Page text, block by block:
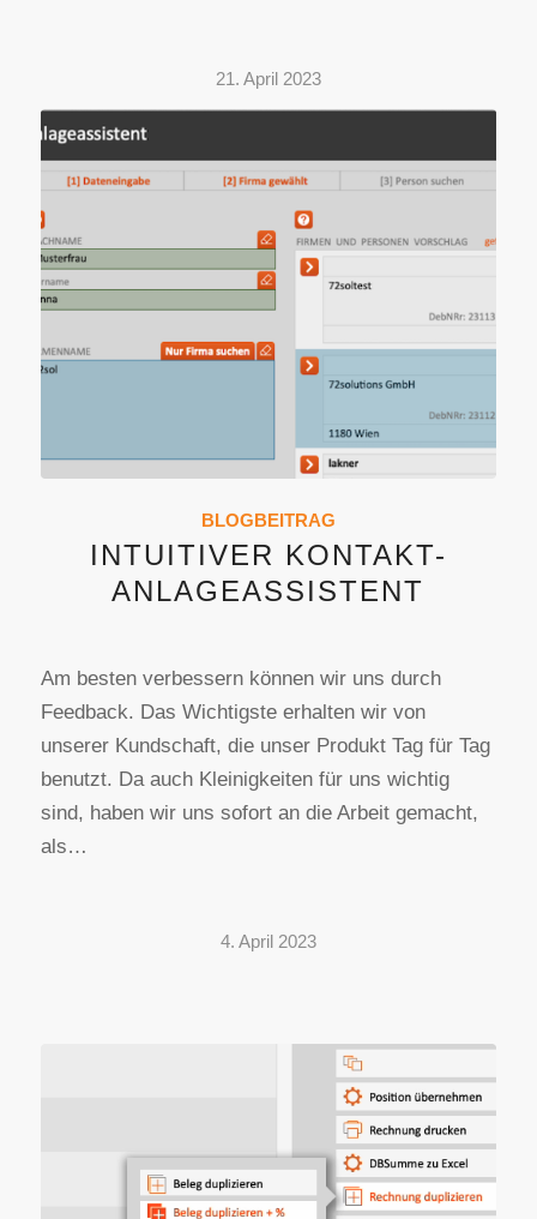
21. April 2023
BLOGBEITRAG
INTUITIVER KONTAKT-
ANLAGEASSISTENT
Am besten verbessern können wir uns durch
Feedback. Das Wichtigste erhalten wir von
unserer Kundschaft, die unser Produkt Tag für Tag
benutzt. Da auch Kleinigkeiten für uns wichtig
sind, haben wir uns sofort an die Arbeit gemacht,
als…
4. April 2023